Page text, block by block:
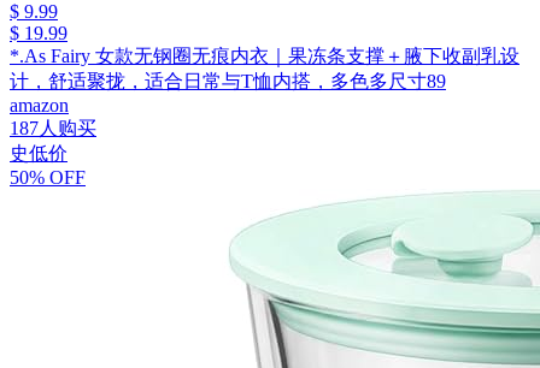
$ 9.99
$ 19.99
*.As Fairy 女款无钢圈无痕内衣｜果冻条支撑＋腋下收副乳设
计，舒适聚拢，适合日常与T恤内搭，多色多尺寸89
amazon
187人购买
史低价
50% OFF